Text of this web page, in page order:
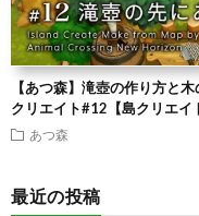
【あつ森】滝壺の作り方と
クリエイト#12【島クリエイ
あつ森
最近の投稿